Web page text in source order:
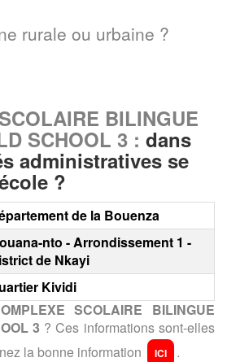
rurale ou urbaine ?
BILINGUE
SCHOOL 3 : dans
administratives se
?
de la Bouenza
nto - Arrondissement 1 -
de Nkayi
Kividi
SCOLAIRE BILINGUE
3? Ces informations sont-elles
la bonne information
ICI .